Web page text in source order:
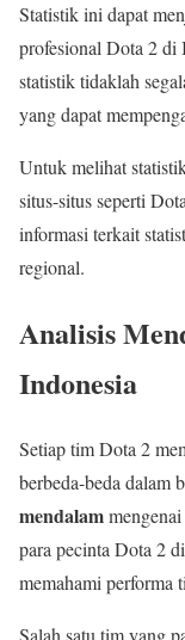
Statistik ini dapat
profesional Dota 2 di
statistik tidaklah
yang dapat
Untuk melihat
situs-situs seperti
informasi terkait
regional.
Analisis
Indonesia
Setiap tim Dota 2
berbeda-beda dalam
mendalam
para pecinta Dota 2
memahami performa
Salah satu tim yang